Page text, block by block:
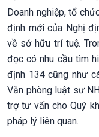
Doanh nghiệp, tổ
định mới của Nghị
về sở hữu trí tuệ.
đọc có nhu cầu tìm
định 134 cũng như
Văn phòng luật sư
trợ tư vấn cho Quý
pháp lý liên quan.